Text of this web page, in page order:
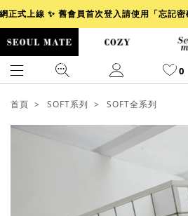
正式上線 ✨ 舊會員首次登入請使用「忘記
0
背心
褲裙 牛仔裙
首頁 SOFT系列 SOFT全系列